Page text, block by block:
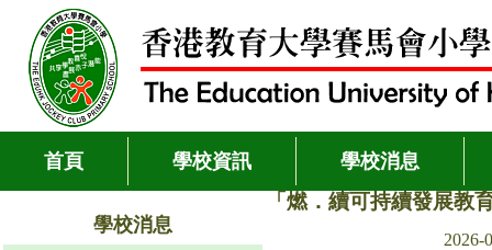
首頁 學校資訊 學校消息
學校消息
「燃．續可持續發展教
2026-